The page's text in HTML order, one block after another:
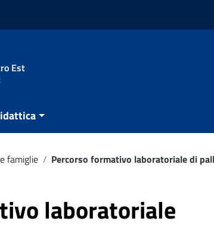
Est
famiglie / Percorso formativo laboratoriale di
laboratoriale